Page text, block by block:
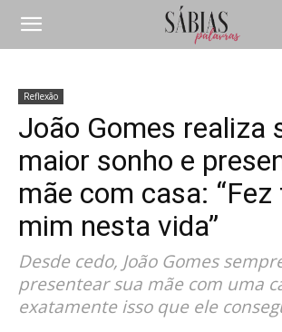
Reflexão
João Gomes realiza
maior sonho e
mãe com casa:
mim nesta vida”
Desde cedo, João Gomes
presentear sua mãe com uma
exatamente isso que ele